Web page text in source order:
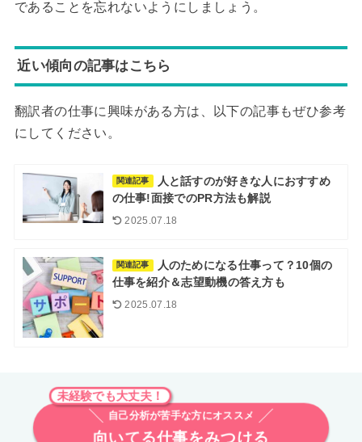
であることを忘れないようにしましょう。
近い傾向の記事はこちら
翻訳者の仕事に興味がある方は、以下の記事もぜひ参考
にしてください。
関連記事
人と話すのが好きな人におすすめ
の仕事!面接でのPR方法も解説
2025.07.18
関連記事
人のためになる仕事って？10個の
仕事を紹介＆志望動機の答え方も
2025.07.18
未経験でも大丈夫！
自己分析が苦手な方にオススメ